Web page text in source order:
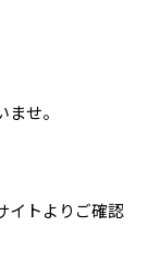
せ。
イトよりご確認